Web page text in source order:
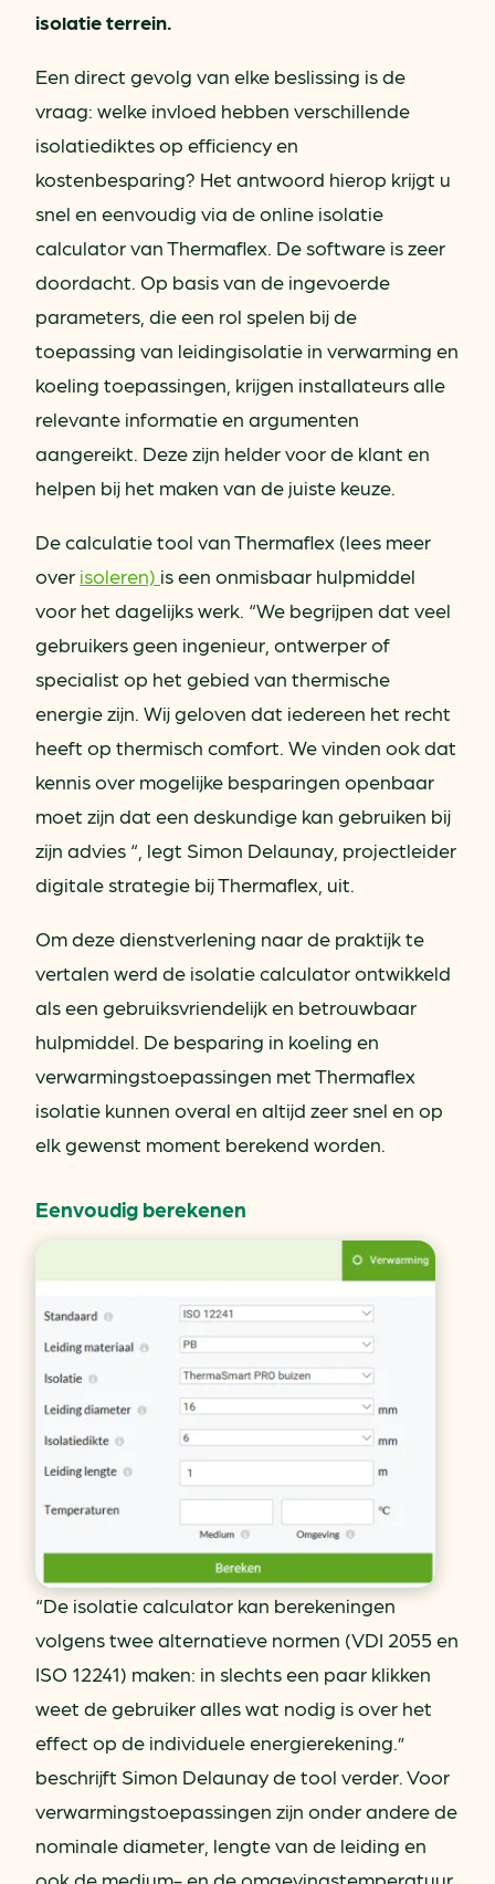
isolatie terrein.
Een direct gevolg van elke beslissing is de
vraag: welke invloed hebben verschillende
isolatiediktes op efficiency en
kostenbesparing? Het antwoord hierop krijgt u
snel en eenvoudig via de online isolatie
calculator van Thermaflex. De software is zeer
doordacht. Op basis van de ingevoerde
parameters, die een rol spelen bij de
toepassing van leidingisolatie in verwarming en
koeling toepassingen, krijgen installateurs alle
relevante informatie en argumenten
aangereikt. Deze zijn helder voor de klant en
helpen bij het maken van de juiste keuze.
De calculatie tool van Thermaflex (lees meer
over isoleren) is een onmisbaar hulpmiddel
voor het dagelijks werk. “We begrijpen dat veel
gebruikers geen ingenieur, ontwerper of
specialist op het gebied van thermische
energie zijn. Wij geloven dat iedereen het recht
heeft op thermisch comfort. We vinden ook dat
kennis over mogelijke besparingen openbaar
moet zijn dat een deskundige kan gebruiken bij
zijn advies “, legt Simon Delaunay, projectleider
digitale strategie bij Thermaflex, uit.
Om deze dienstverlening naar de praktijk te
vertalen werd de isolatie calculator ontwikkeld
als een gebruiksvriendelijk en betrouwbaar
hulpmiddel. De besparing in koeling en
verwarmingstoepassingen met Thermaflex
isolatie kunnen overal en altijd zeer snel en op
elk gewenst moment berekend worden.
Eenvoudig berekenen
“De isolatie calculator kan berekeningen
volgens twee alternatieve normen (VDI 2055 en
ISO 12241) maken: in slechts een paar klikken
weet de gebruiker alles wat nodig is over het
effect op de individuele energierekening.”
beschrijft Simon Delaunay de tool verder. Voor
verwarmingstoepassingen zijn onder andere de
nominale diameter, lengte van de leiding en
ook de medium- en de omgevingstemperatuur